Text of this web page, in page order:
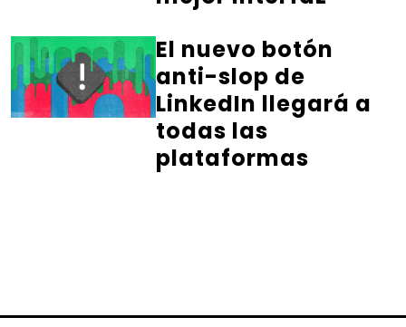
El nuevo botón
anti-slop de
LinkedIn llegará a
todas las
plataformas